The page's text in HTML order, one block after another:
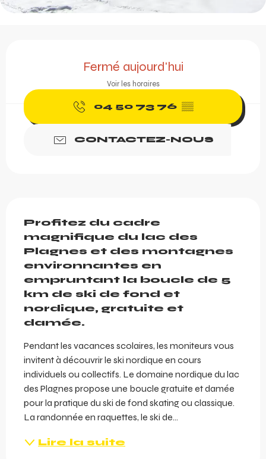
Fermé aujourd'hui
Voir les horaires
04 50 73 76 ▒▒
CONTACTEZ-NOUS
Profitez du cadre
magnifique du lac des
Plagnes et des montagnes
environnantes en
empruntant la boucle de 5
km de ski de fond et
nordique, gratuite et
damée.
Pendant les vacances scolaires, les moniteurs vous
invitent à découvrir le ski nordique en cours
individuels ou collectifs. Le domaine nordique du lac
des Plagnes propose une boucle gratuite et damée
pour la pratique du ski de fond skating ou classique.
La randonnée en raquettes, le ski de...
Lire la suite